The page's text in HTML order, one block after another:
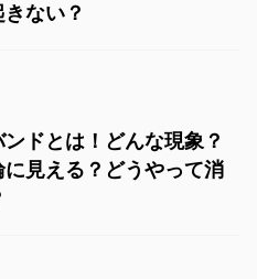
ない？
ドとは！どんな現象？
に見える？どうやって消